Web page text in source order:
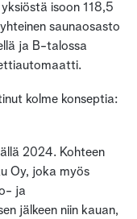
isoon 118,5
saunaosasto
ja B-talossa
kolme konseptia:
2024. Kohteen
Oy, joka myös
ja
jälkeen niin kauan,